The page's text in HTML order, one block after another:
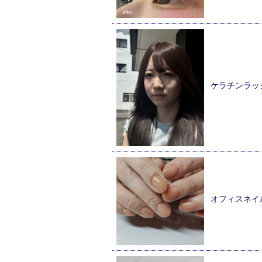
ケラチンラッ
オフィスネイ